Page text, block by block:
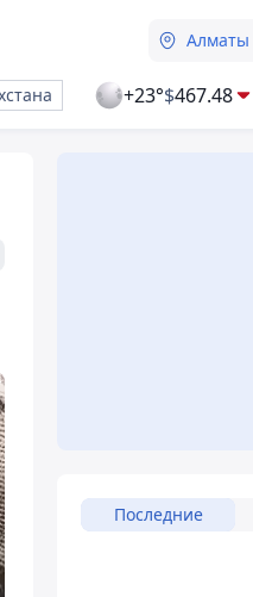
Алматы
+23°$467.48
Последние